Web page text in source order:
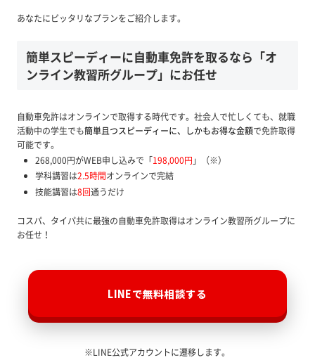
あなたにピッタリなプランをご紹介します。
簡単スピーディーに自動車免許を取るなら「オ
ンライン教習所グループ」にお任せ
自動車免許はオンラインで取得する時代です。社会人で忙しくても、就職
活動中の学生でも簡単且つスピーディーに、しかもお得な金額で免許取得
可能です。
268,000円がWEB申し込みで「198,000円 」（※）
学科講習は2.5時間オンラインで完結
技能講習は8回通うだけ
コスパ、タイパ共に最強の自動車免許取得はオンライン教習所グループに
お任せ！
LINEで無料相談する
※LINE公式アカウントに遷移します。